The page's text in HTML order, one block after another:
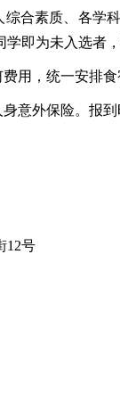
合素质、各学
即为未入选者，
用，统一安排食
意外保险。报
12号